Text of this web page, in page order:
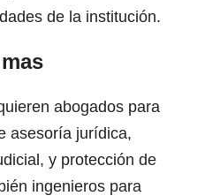
de la institución.
abogados para
asesoría jurídica,
y protección de
ingenieros para